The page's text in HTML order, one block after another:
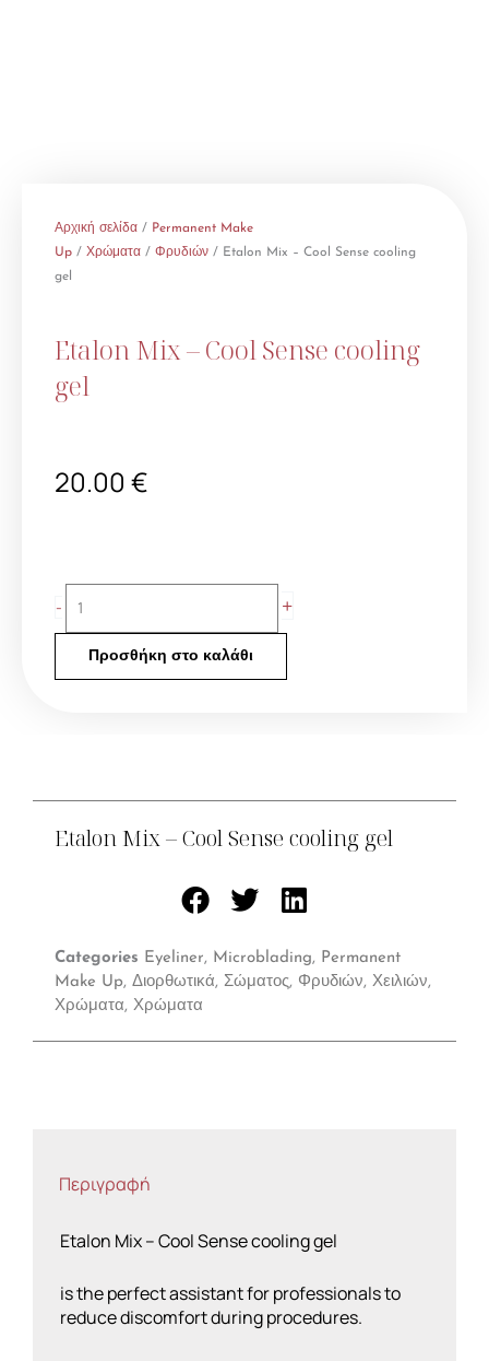
Αρχική σελίδα / Permanent Make
Up / Χρώματα / Φρυδιών / Etalon Mix – Cool Sense cooling
gel
Etalon Mix – Cool Sense cooling
gel
20.00 €
-
Mix
Cool
+
Προσθήκη στο καλάθι
Etalon Mix – Cool Sense cooling gel
Categories Eyeliner, Microblading, Permanent
Make Up, Διορθωτικά, Σώματος, Φρυδιών, Χειλιών,
Χρώματα, Χρώματα
Περιγραφή
Etalon Mix – Cool Sense cooling gel
is the perfect assistant for professionals to
reduce discomfort during procedures.